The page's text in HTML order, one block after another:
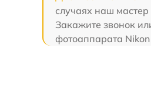
случаях наш мастер
Закажите звонок
фотоаппарата